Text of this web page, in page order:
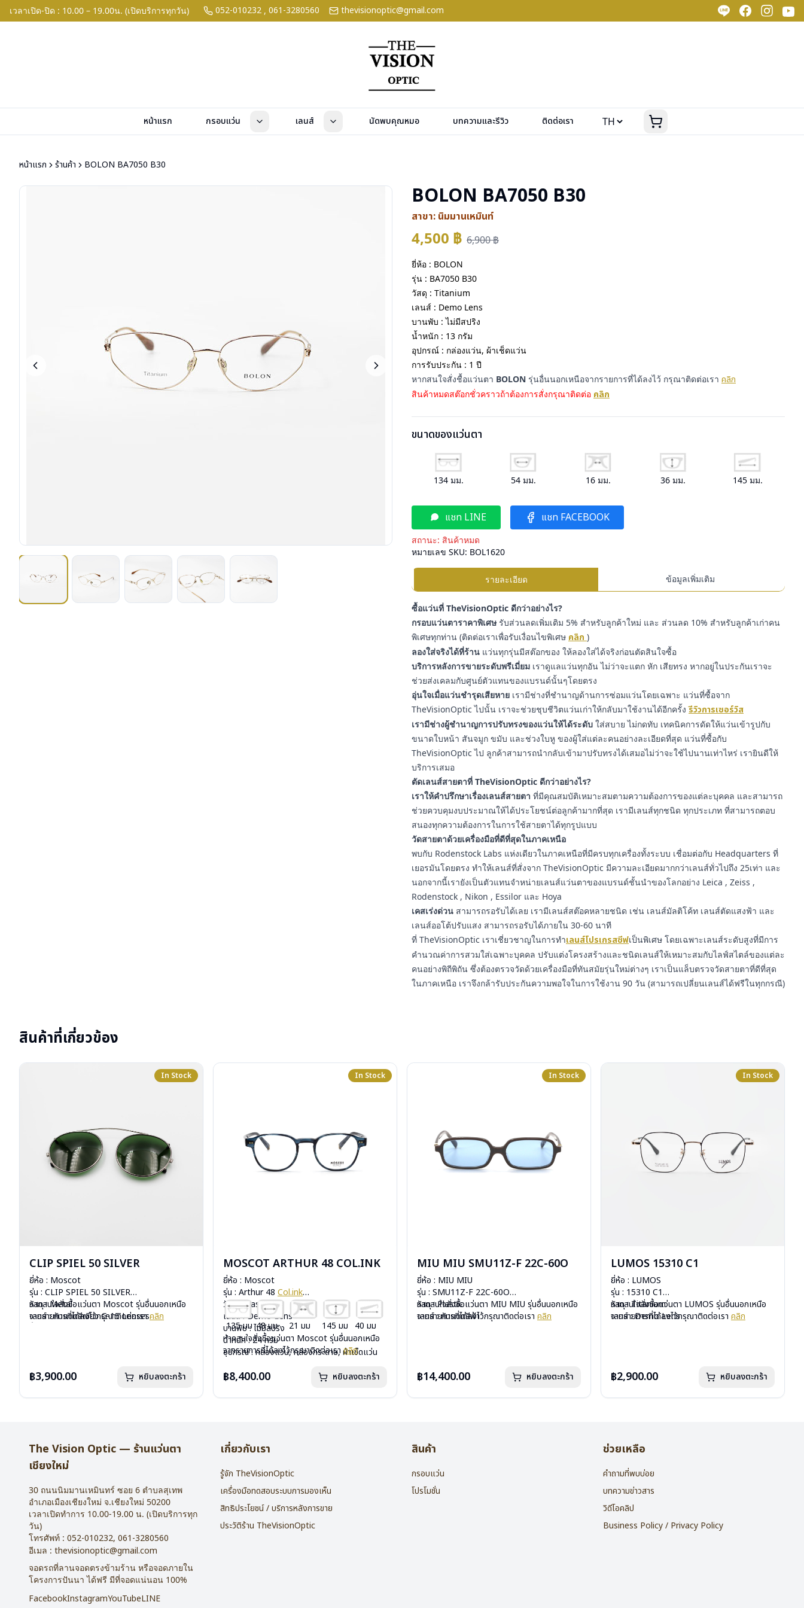
เวลาเปิด-ปิด : 10.00 – 19.00น. (เปิดบริการทุกวัน) 052-010232 , 061-3280560 thevisionoptic@gmail.com
หน้าแรก กรอบแว่น เลนส์ นัดพบคุณหมอ บทความและรีวิว ติดต่อเรา
หน้าแรก ร้านค้า BOLON BA7050 B30
BOLON BA7050 B30
สาขา: นิมมานเหมินท์
4,500 ฿ 6,900฿
ยี่ห้อ : BOLON
รุ่น : BA7050 B30
วัสดุ : Titanium
เลนส์ : Demo Lens
บานพับ : ไม่มีสปริง
น้ำหนัก : 13 กรัม
อุปกรณ์ : กล่องแว่น, ผ้าเช็ดแว่น
การรับประกัน : 1 ปี
หากสนใจสั่งชื้อแว่นตา BOLON รุ่นอื่นนอกเหนือจากรายการที่ได้ลงไว้ กรุณาติดต่อเรา คลิก
สินค้าหมดสต๊อกชั่วคราวถ้าต้องการสั่งกรุณาติดต่อ คลิก
ขนาดของแว่นตา
134 มม. 54 มม. 16มม. 36มม. 145มม.
แชท LINE แชท FACEBOOK
สถานะ: สินค้าหมด
หมายเลข SKU: BOL1620
รายละเอียด ข้อมูลเพิ่มเติม
ซื้อแว่นที่ TheVisionOptic ดีกว่าอย่างไร?
กรอบแว่นตาราคาพิเศษ รับส่วนลดเพิ่มเติม 5% สำหรับลูกค้าใหม่ และ ส่วนลด 10% สำหรับลูกค้าเก่าคน
พิเศษทุกท่าน (ติดต่อเราเพื่อรับเงื่อนไขพิเศษ คลิก )
ลองใส่จริงได้ที่ร้าน แว่นทุกรุ่นมีสต๊อกของ ให้ลองใส่ได้จริงก่อนตัดสินใจซื้อ
บริการหลังการขายระดับพรีเมี่ยม เราดูแลแว่นทุกอัน ไม่ว่าจะแตก หัก เสียทรง หากอยู่ในประกันเราจะ
ช่วยส่งเคลมกับศูนย์ตัวแทนของแบรนด์นั้นๆโดยตรง
อุ่นใจเมื่อแว่นชำรุดเสียหาย เรามีช่างที่ชำนาญด้านการซ่อมแว่นโดยเฉพาะ แว่นที่ซื้อจาก
TheVisionOptic ไปนั้น เราจะช่วยชุบชีวิตแว่นเก่าให้กลับมาใช้งานได้อีกครั้งรีวิวการเซอร์วิส
เรามีช่างผู้ชำนาญการปรับทรงของแว่นให้ได้ระดับ ใส่สบาย ไม่กดทับ เทคนิคการดัดให้แว่นเข้ารูปกับ
ขนาดใบหน้า สันจมูก ขมับ และช่วงใบหู ของผู้ใส่แต่ละคนอย่างละเอียดที่สุด แว่นที่ซื้อกับ
TheVisionOptic ไป ลูกค้าสามารถนำกลับเข้ามาปรับทรงได้เสมอไม่ว่าจะใช้ไปนานเท่าไหร่ เรายินดีให้
บริการเสมอ
ตัดเลนส์สายตาที่ TheVisionOptic ดีกว่าอย่างไร?
เราให้คำปรึกษาเรื่องเลนส์สายตา ที่มีคุณสมบัติเหมาะสมตามความต้องการของแต่ละบุคคล และสามารถ
ช่วยควบคุมงบประมาณให้ได้ประโยชน์ต่อลูกค้ามากที่สุด เรามีเลนส์ทุกชนิด ทุกประเภท ที่สามารถตอบ
สนองทุกความต้องการในการใช้สายตาได้ทุกรูปแบบ
วัดสายตาด้วยเครื่องมือที่ดีที่สุดในภาคเหนือ
พบกับ Rodenstock Labs แห่งเดียวในภาคเหนือที่มีครบทุกเครื่องทั้งระบบ เชื่อมต่อกับ Headquarters ที่
เยอรมันโดยตรง ทำให้เลนส์ที่สั่งจาก TheVisionOptic มีความละเอียดมากกว่าเลนส์ทั่วไปถึง 25เท่า และ
นอกจากนี้เรายังเป็นตัวแทนจำหน่ายเลนส์แว่นตาของแบรนด์ชั้นนำของโลกอย่าง Leica , Zeiss ,
Rodenstock , Nikon , Essilor และ Hoya
เคสเร่งด่วน สามารถรอรับได้เลย เรามีเลนส์สต๊อคหลายชนิด เช่น เลนส์มัลติโค้ท เลนส์ตัดแสงฟ้า และ
เลนส์ออโต้ปรับแสง สามารถรอรับได้ภายใน 30-60 นาที
ที่ TheVisionOptic เราเชี่ยวชาญในการทำเลนส์โปรเกรสซีฟเป็นพิเศษ โดยเฉพาะเลนส์ระดับสูงที่มีการ
คำนวณค่าการสวมใส่เฉพาะบุคคล ปรับแต่งโครงสร้างและชนิดเลนส์ให้เหมาะสมกับไลฟ์สไตล์ของแต่ละ
คนอย่างพิถีพิถัน ซึ่งต้องตรวจวัดด้วยเครื่องมือที่ทันสมัยรุ่นใหม่ต่างๆ เราเป็นแล็บตรวจวัดสายตาที่ดีที่สุด
ในภาคเหนือ เราจึงกล้ารับประกันความพอใจในการใช้งาน 90 วัน (สามารถเปลี่ยนเลนส์ได้ฟรีในทุกกรณี)
สินค้าที่เกี่ยวข้อง
In Stock
CLIP SPIEL 50 SILVER
ยี่ห้อ : Moscot
รุ่น : CLIP SPIEL 50 SILVER
วัสดุ : Metal
เลนส์ : กันแดดสีเขียว G-15 Lenses
หากสนใจสั่งชื้อแว่นตา Moscot รุ่นอื่นนอกเหนือ
จากรายการที่ได้ลงไว้กรุณาติดต่อเราคลิก
฿3,900.00 หยิบลงตะกร้า
In Stock
MOSCOT ARTHUR 48 COL.INK
ยี่ห้อ : Moscot
รุ่น : Arthur 48 Col.ink
วัสดุ : Plastic
เลนส์ : Demo Lens
บานพับ : ไม่มีสปริง
น้ำหนัก : 24 กรัม
อุปกรณ์ : กล่องแว่น, กล่องกระดาษ, ผ้าเช็ดแว่น
135 มม 48 มม 21 มม 145 มม
40 มม
หากสนใจสั่งชื้อแว่นตา Moscot รุ่นอื่นนอกเหนือ
จากรายการที่ได้ลงไว้กรุณาติดต่อเราคลิก
฿8,400.00 หยิบลงตะกร้า
In Stock
MIU MIU SMU11Z-F 22C-60O
ยี่ห้อ : MIU MIU
รุ่น : SMU11Z-F 22C-60O
วัสดุ : Plastic
เลนส์ : กันแดดสีฟ้า
หากสนใจสั่งชื้อแว่นตา MIU MIU รุ่นอื่นนอกเหนือ
จากรายการที่ได้ลงไว้กรุณาติดต่อเรา คลิก
฿14,400.00 หยิบลงตะกร้า
In Stock
LUMOS 15310 C1
ยี่ห้อ : LUMOS
รุ่น : 15310 C1
วัสดุ : Titanium
เลนส์ : Demo Lens
หากสนใจสั่งชื้อแว่นตา LUMOS รุ่นอื่นนอกเหนือ
จากรายการที่ได้ลงไว้กรุณาติดต่อเรา คลิก
฿2,900.00 หยิบลงตะกร้า
The Vision Optic — ร้านแว่นตา
เชียงใหม่
30 ถนนนิมมานเหมินทร์ ซอย 6 ตำบลสุเทพ
อำเภอเมืองเชียงใหม่ จ.เชียงใหม่ 50200
เวลาเปิดทำการ 10.00-19.00 น. (เปิดบริการทุก
วัน)
โทรศัพท์ : 052-010232, 061-3280560
อีเมล : thevisionoptic@gmail.com
จอดรถที่ลานจอดตรงข้ามร้าน หรือจอดภายใน
โครงการปันนา ได้ฟรี มีที่จอดแน่นอน 100%
FacebookInstagramYouTubeLINE
เกี่ยวกับเรา
รู้จัก TheVisionOptic
เครื่องมือทดสอบระบบการมองเห็น
สิทธิประโยชน์ / บริการหลังการขาย
ประวัติร้าน TheVisionOptic
สินค้า
กรอบแว่น
โปรโมชั่น
ช่วยเหลือ
คำถามที่พบบ่อย
บทความข่าวสาร
วิดีโอคลิป
Business Policy / Privacy Policy